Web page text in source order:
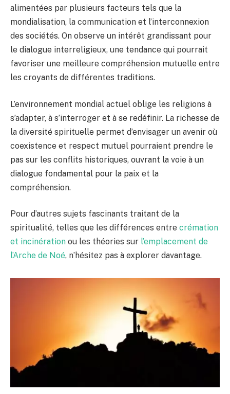
alimentées par plusieurs facteurs tels que la
mondialisation, la communication et l’interconnexion
des sociétés. On observe un intérêt grandissant pour
le dialogue interreligieux, une tendance qui pourrait
favoriser une meilleure compréhension mutuelle entre
les croyants de différentes traditions.
L’environnement mondial actuel oblige les religions à
s’adapter, à s’interroger et à se redéfinir. La richesse de
la diversité spirituelle permet d’envisager un avenir où
coexistence et respect mutuel pourraient prendre le
pas sur les conflits historiques, ouvrant la voie à un
dialogue fondamental pour la paix et la
compréhension.
Pour d’autres sujets fascinants traitant de la
spiritualité, telles que les différences entre crémation
et incinération ou les théories sur l’emplacement de
l’Arche de Noé, n’hésitez pas à explorer davantage.